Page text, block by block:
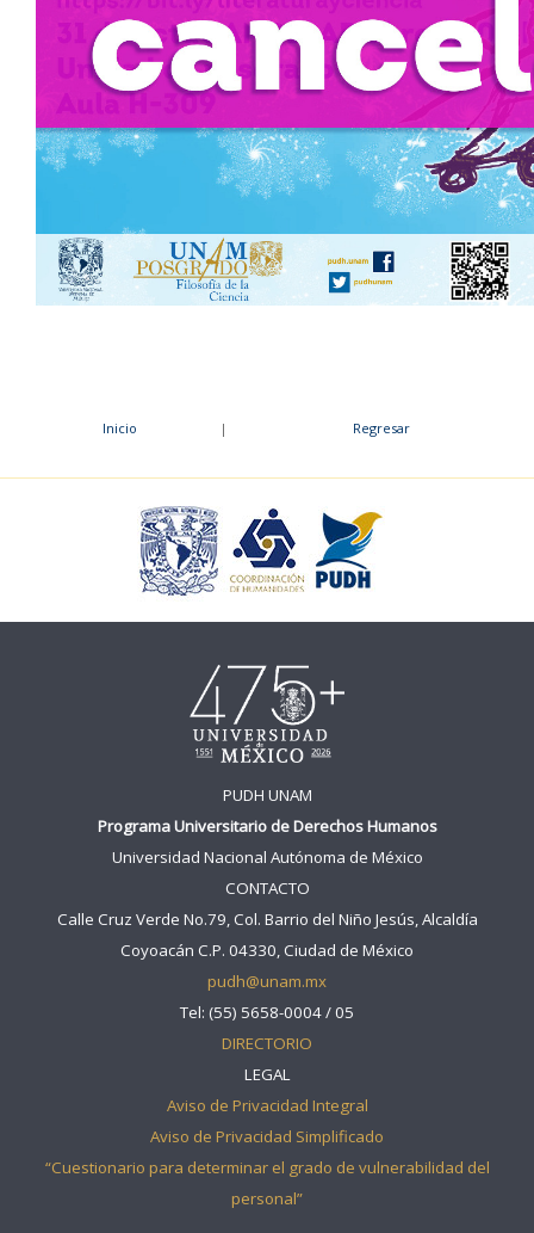
Inicio | Regresar
PUDH UNAM
Programa Universitario de Derechos Humanos
Universidad Nacional Autónoma de México
CONTACTO
Calle Cruz Verde No.79, Col. Barrio del Niño Jesús, Alcaldía
Coyoacán C.P. 04330, Ciudad de México
pudh@unam.mx
Tel: (55) 5658-0004 / 05
DIRECTORIO
LEGAL
Aviso de Privacidad Integral
Aviso de Privacidad Simplificado
“Cuestionario para determinar el grado de vulnerabilidad del
personal”